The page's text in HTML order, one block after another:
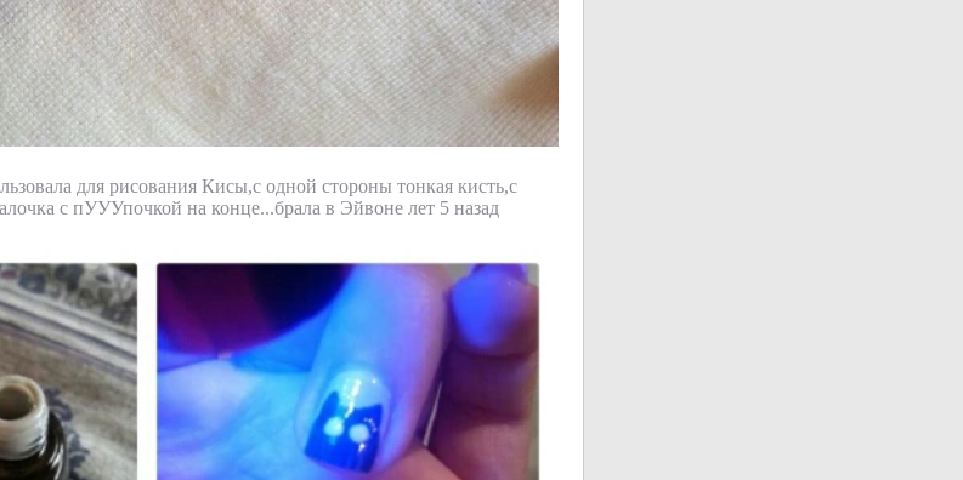
для рисования Кисы,с одной стороны тонкая кисть,с
с пУУУпочкой на конце...брала в Эйвоне лет 5 назад